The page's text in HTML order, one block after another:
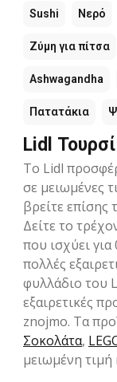
Sushi Νερό
Ζύμη για πίτσα
Ashwagandha
Πατατάκια
Lidl
Το Lidl
σε μειωμένες
βρείτε
Δείτε το
που ισχύει
πολλές
φυλλάδιο του
εξαιρετικές
znojmo. Τα
Σοκολάτα,
μειωμένη